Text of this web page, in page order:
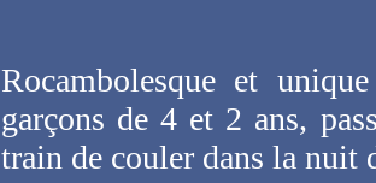
Rocambolesque et
garçons de 4 et 2 ans,
train de couler dans la nuit